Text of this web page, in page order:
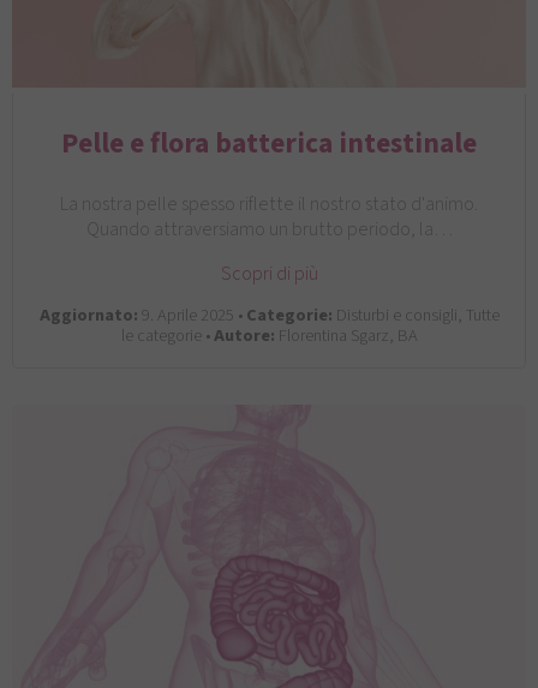
Pelle e flora batterica intestinale
La nostra pelle spesso riflette il nostro stato d'animo.
Quando attraversiamo un brutto periodo, la…
Scopri di più
Aggiornato:9. Aprile 2025 •Categorie: Disturbi e consigli, Tutte
le categorie •Autore: Florentina Sgarz, BA